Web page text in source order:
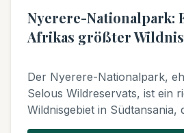
Nyerere-Nationalpark:
Afrikas größter Wildnis
Der Nyerere-Nationalpark,
Selous Wildreservats, ist ein
Wildnisgebiet in Südtansania,
mächtigen Rufiji-Fluss